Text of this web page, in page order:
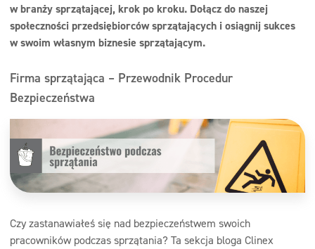
w branży sprzątającej, krok po kroku. Dołącz do naszej
społeczności przedsiębiorców sprzątających i osiągnij sukces
w swoim własnym biznesie sprzątającym.
Firma sprzątająca – Przewodnik Procedur
Bezpieczeństwa
Czy zastanawiałeś się nad bezpieczeństwem swoich
pracowników podczas sprzątania? Ta sekcja bloga Clinex